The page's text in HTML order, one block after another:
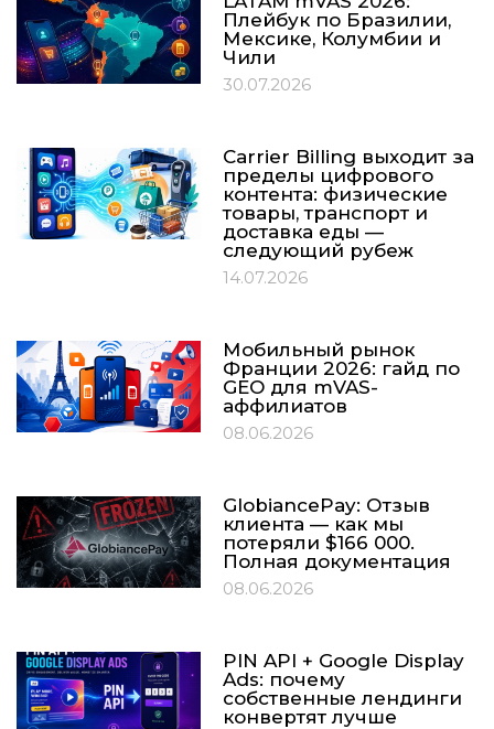
Плейбук по Бразилии,
Мексике, Колумбии и
Чили
30.07.2026
Carrier Billing выходит за
пределы цифрового
контента: физические
товары, транспорт и
доставка еды —
следующий рубеж
14.07.2026
Мобильный рынок
Франции 2026: гайд по
GEO для mVAS-
аффилиатов
08.06.2026
GlobiancePay: Отзыв
клиента — как мы
потеряли $166 000.
Полная документация
08.06.2026
PIN API + Google Display
Ads: почему
собственные лендинги
конвертят лучше